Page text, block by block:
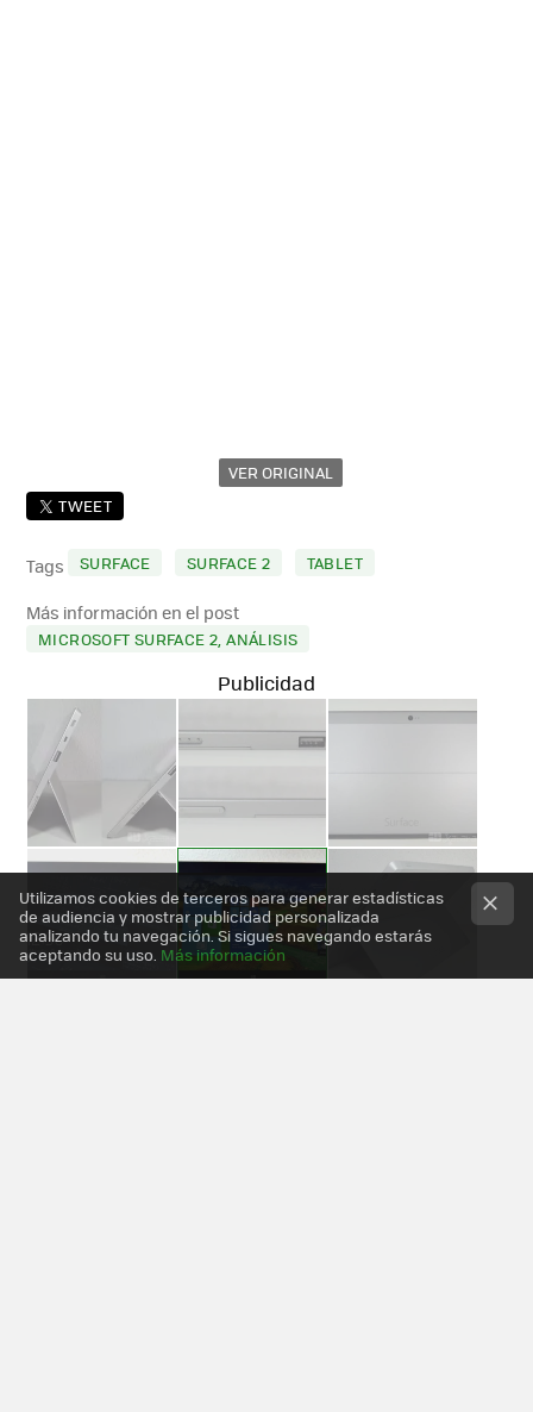
VER ORIGINAL
TWEET
Tags SURFACE SURFACE 2 TABLET
Más información en el post
MICROSOFT SURFACE 2, ANÁLISIS
Utilizamos cookies de terceros para generar estadísticas
de audiencia y mostrar publicidad personalizada
analizando tu navegación. Si sigues navegando estarás
aceptando su uso. Más información